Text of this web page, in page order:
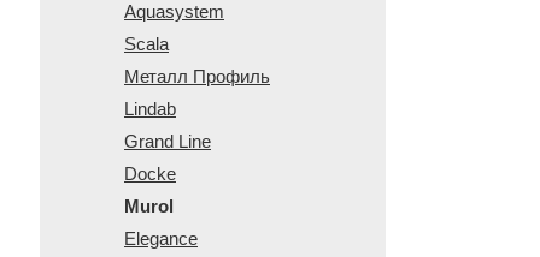
Aquasystem
Scala
Металл Профиль
Lindab
Grand Line
Docke
Murol
Elegance